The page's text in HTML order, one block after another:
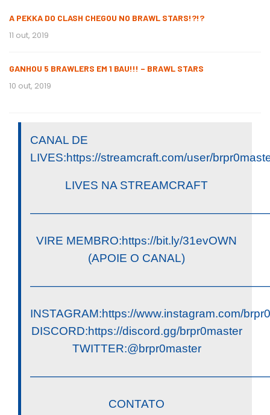
A PEKKA DO CLASH CHEGOU NO BRAWL STARS!?!?
11 out, 2019
GANHOU 5 BRAWLERS EM 1 BAU!!! – BRAWL STARS
10 out, 2019
CANAL DE
LIVES:https://streamcraft.com/user/
LIVES NA STREAMCRAFT
VIRE MEMBRO:https://bit.ly/31evOWN
(APOIE O CANAL)
INSTAGRAM:https://www.instagram.com/
DISCORD:https://discord.gg/brpr0master
TWITTER:@brpr0master
CONTATO